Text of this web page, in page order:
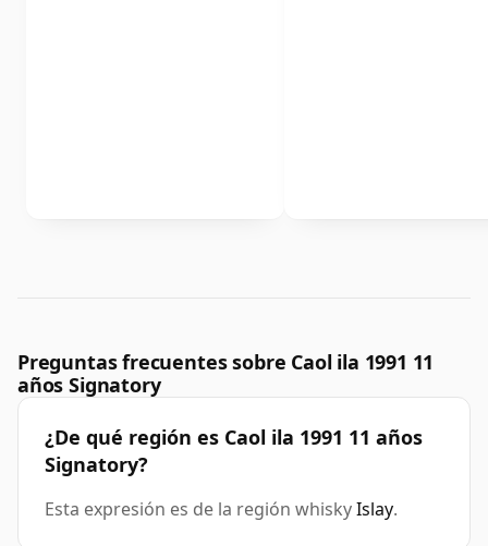
Preguntas frecuentes sobre Caol ila 1991 11
años Signatory
¿De qué región es Caol ila 1991 11 años
Signatory?
Esta expresión es de la región whiskyIslay.